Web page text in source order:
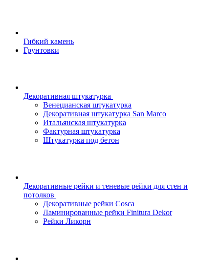
Гибкий камень
Грунтовки
Декоративная штукатурка
Венецианская штукатурка
Декоративная штукатурка San Marco
Итальянская штукатурка
Фактурная штукатурка
Штукатурка под бетон
Декоративные рейки и теневые рейки для стен и
потолков
Декоративные рейки Cosca
Ламинированные рейки Finitura Dekor
Рейки Ликорн